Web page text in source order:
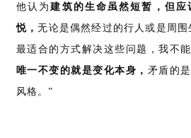
他认为建筑的生命虽然短暂，但应
悦，无论是偶然经过的行人或是周围
最适合的方式解决这些问题，我不
唯一不变的就是变化本身， 矛盾的
风格。”